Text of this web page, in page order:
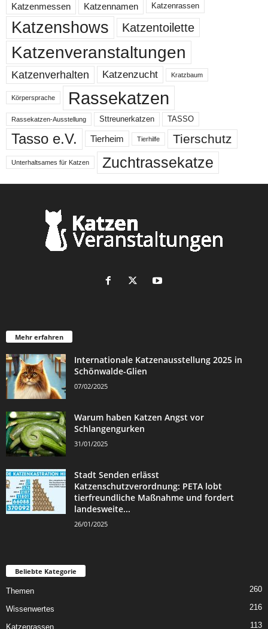
Katzenmessen Katzennamen Katzenrassen
Katzenshows Katzentoilette
Katzenveranstaltungen
Katzenverhalten Katzenzucht Kratzbaum
Körpersprache Rassekatzen
Rassekatzen-Ausstellung Sttreunerkatzen TASSO
Tasso e.V. Tierheim Tierhilfe Tierschutz
Unterhaltsames für Katzen Zuchtrassekatze
Mehr erfahren
Internationale Katzenausstellung 2025 in
Schönwalde-Glien
07/02/2025
Warum haben Katzen Angst vor
Schlangengurken
31/01/2025
Stadt Senden erlässt
Katzenschutzverordnung: PETA lobt
tierfreundliche Maßnahme und fordert
landesweite...
26/01/2025
Beliebte Kategorie
Themen 260
Wissenwertes 216
Katzenrassen 113